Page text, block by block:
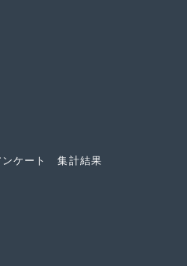
ンケート 集計結果